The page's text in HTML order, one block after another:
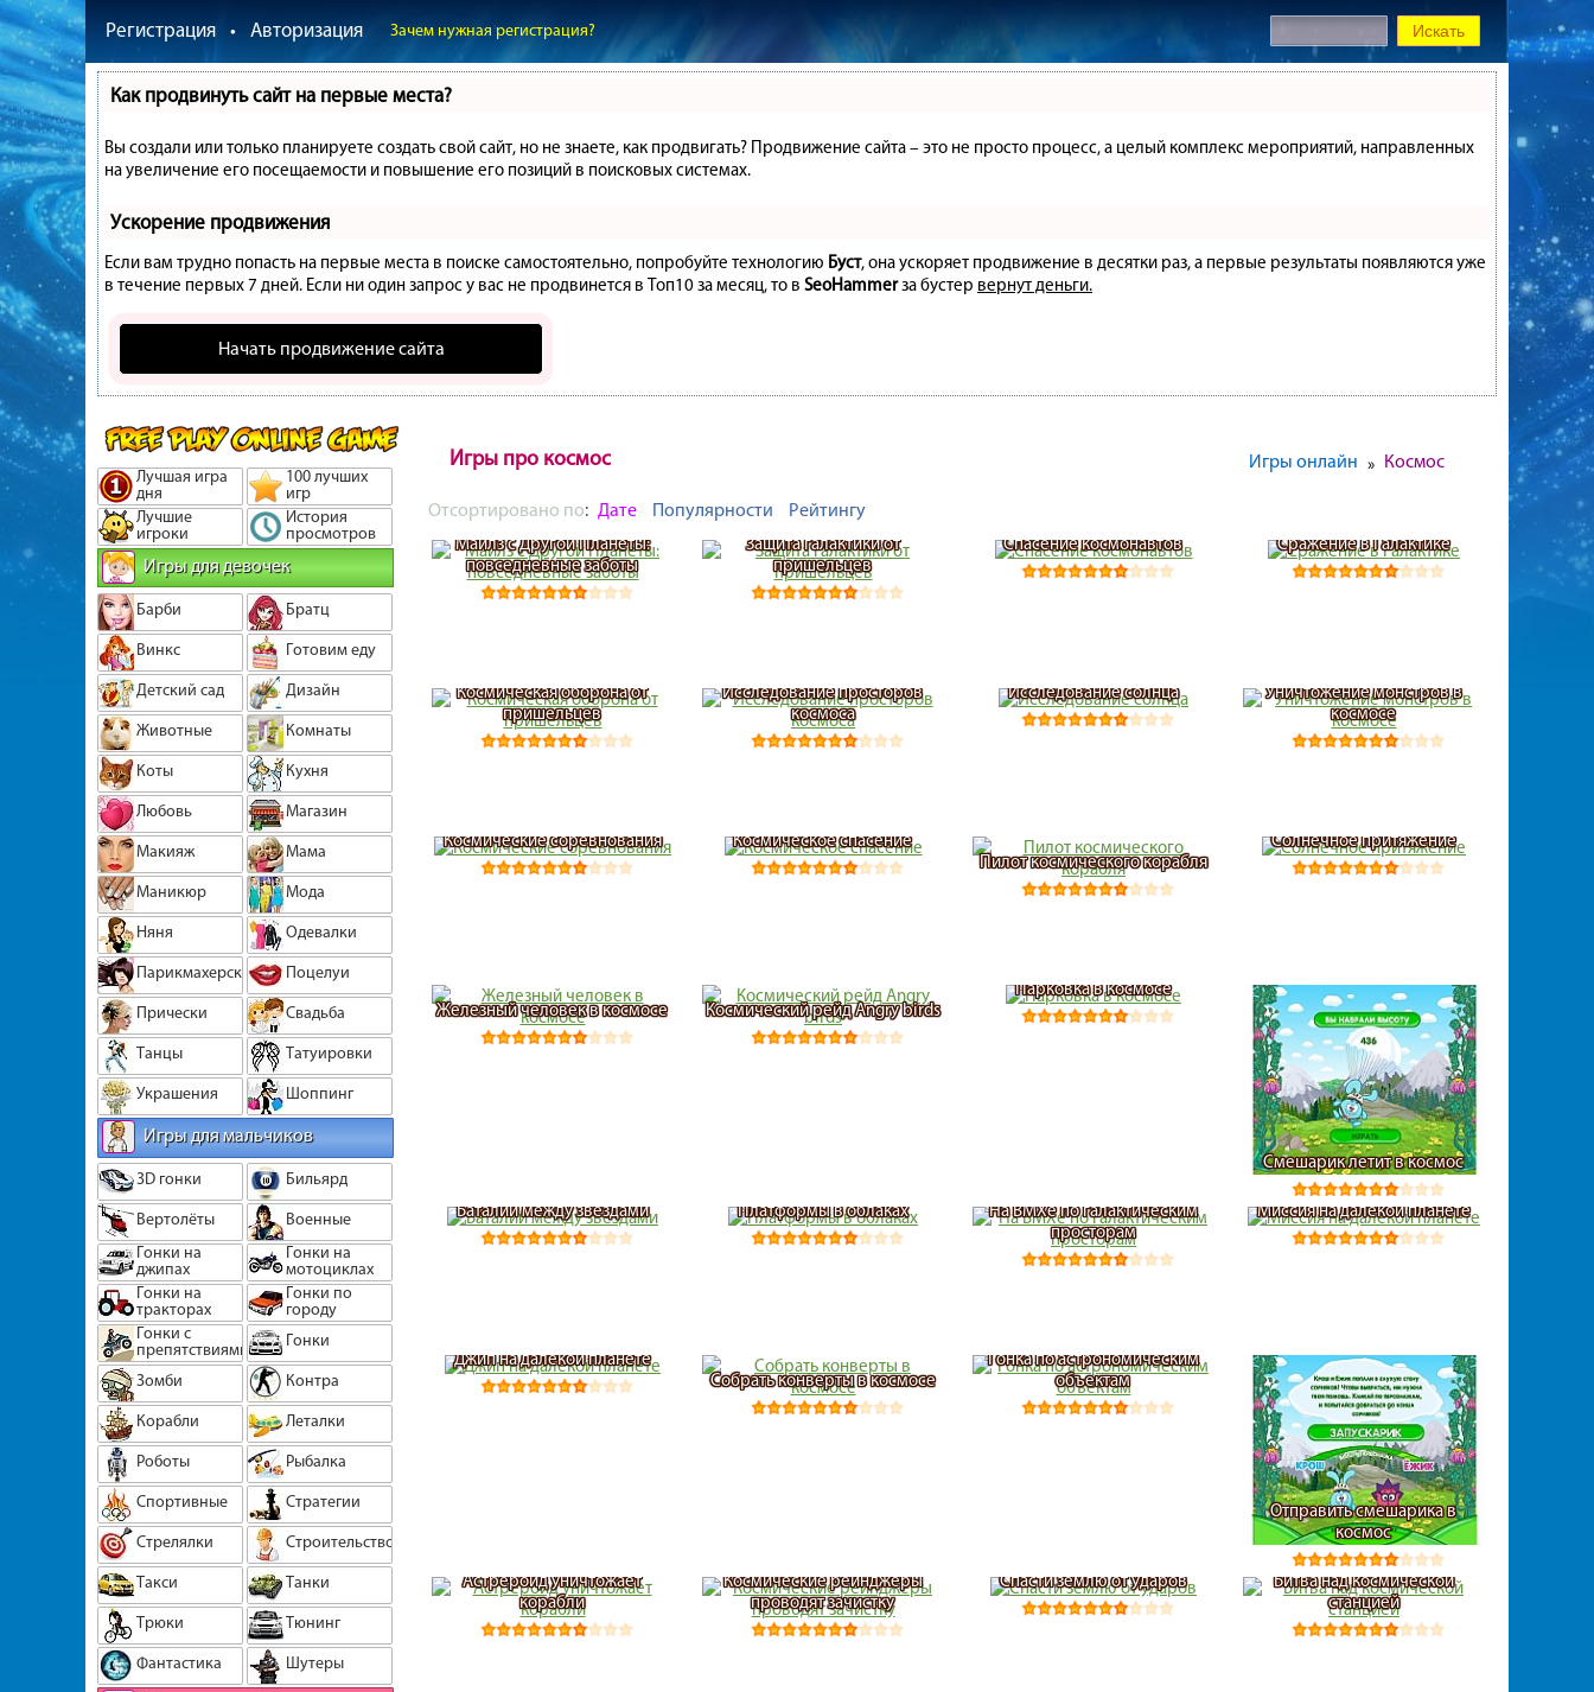
Регистрация • Авторизация Зачем нужная регистрация?
Как продвинуть сайт на первые места?
Вы создали или только планируете создать свой сайт, но не знаете, как продвигать? Продвижение сайта – это не просто процесс, а целый комплекс мероприятий, направленных
на увеличение его посещаемости и повышение его позиций в поисковых системах.
Ускорение продвижения
Если вам трудно попасть на первые места в поиске самостоятельно, попробуйте технологию Буст, она ускоряет продвижение в десятки раз, а первые результаты появляются уже
в течение первых 7 дней. Если ни один запрос у вас не продвинется в Топ10 за месяц, то в SeoHammerза бустер вернут деньги.
Начать продвижение сайта
Лучшая игра
дня
100 лучших
игр
Лучшие
игроки
История
просмотров
Игры для девочек
Барби
Братц
Винкс
Готовим еду
Детский сад
Дизайн
Животные
Комнаты
Коты
Кухня
Любовь
Магазин
Макияж
Мама
Маникюр
Мода
Няня
Одевалки
Парикмахерская
Поцелуи
Прически
Свадьба
Танцы
Татуировки
Украшения
Шоппинг
Игры для мальчиков
3D гонки
Бильярд
Вертолёты
Военные
Гонки на
джипах
Гонки на
мотоциклах
Гонки на
тракторах
Гонки по
городу
Гонки с
препятствиями
Гонки
Зомби
Контра
Корабли
Леталки
Роботы
Рыбалка
Спортивные
Стратегии
Стрелялки
Строительство
Такси
Танки
Трюки
Тюнинг
Фантастика
Шутеры
Игры про космос Игры онлайн » Космос
Отсортировано по: Дате Популярности Рейтингу
Майлз с Другой Планеты:
повседневные заботы
Защита галактики от
пришельцев
Спасение космонавтов Сражение в Галактике
Космическая оборона от
пришельцев
Исследование просторов
космоса
Исследование солнца
Уничтожение монстров в
космосе
Космические соревнования
Космическое спасение
Пилот космического корабля
Солнечное притяжение
Железный человек в космосе Космический рейд Angry birds
Парковка в космосе
Смешарик летит в космос
Баталии между звездами Платформы в облаках
На BMXе по галактическим
просторам
Миссия на далекой планете
Джип на далекой планете
Собрать конверты в космосе
Гонка по астрономическим
объектам
Отправить смешарика в
космос
Астрероид уничтожает
корабли
Космические рейнджеры
проводят зачистку
Спасти землю от ударов
Битва над космической
станцией